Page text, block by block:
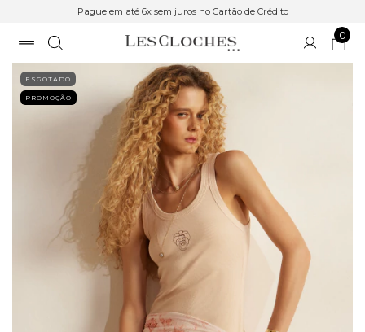
Pague em até 6x sem juros no Cartão de Crédito
0
ESGOTADO
PROMOÇÃO